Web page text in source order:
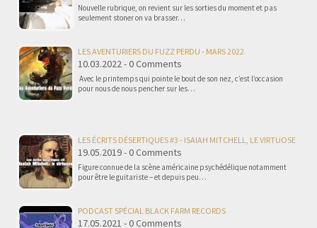
Nouvelle rubrique, on revient sur les sorties du moment et pas
seulement stoner on va brasser…
LES AVENTURIERS DU FUZZ PERDU - MARS 2022
10.03.2022 - 0 Comments
Avec le printemps qui pointe le bout de son nez, c’est l’occasion
pour nous de nous pencher sur les…
LES ÉCRITS DÉSERTIQUES #3 - ISAIAH MITCHELL, LE VIRTUOSE
19.05.2019 - 0 Comments
Figure connue de la scène américaine psychédélique notamment
pour être le guitariste – et depuis peu…
PODCAST SPÉCIAL BLACK FARM RECORDS
17.05.2021 - 0 Comments